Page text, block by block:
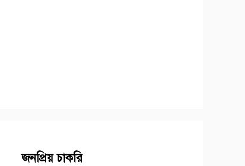
জনপ্রিয় চাকরি